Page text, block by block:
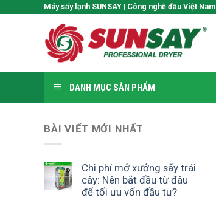
Máy sấy lạnh SUNSAY | Công nghệ đầu Việt Nam
DANH MỤC SẢN PHẨM
BÀI VIẾT MỚI NHẤT
Chi phí mở xưởng sấy trái
cây: Nên bắt đầu từ đâu
để tối ưu vốn đầu tư?